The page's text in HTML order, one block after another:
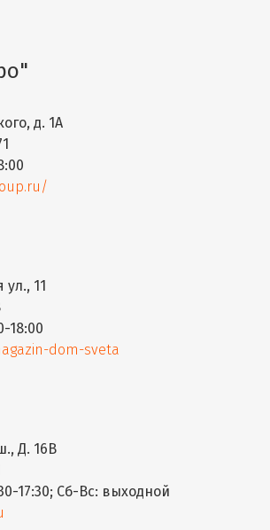
д. 1А
11
18:00
dom-sveta
Д. 16В
17:30; Сб-Вс: выходной